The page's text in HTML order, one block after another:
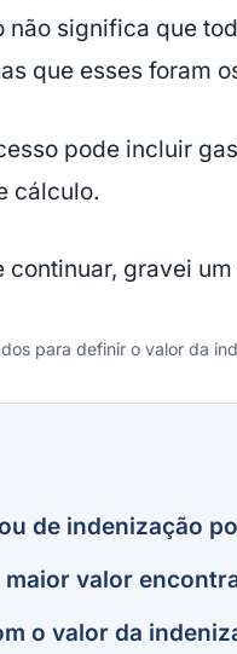
não significa que
que esses foram
pode incluir
cálculo.
gravei
para definir o valor da
de indenização
valor
o valor da